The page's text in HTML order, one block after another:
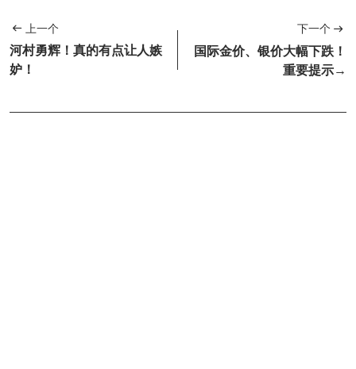
上一个
河村勇辉！真的有点让人嫉
妒！
下一个
国际金价、银价大幅下跌！
重要提示→